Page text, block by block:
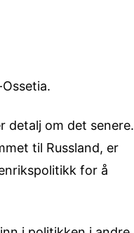
detalj om det senere.
til Russland, er
for å